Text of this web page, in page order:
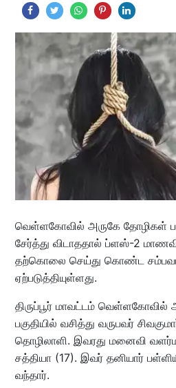
வெள்ளகோவில் அருகே தோழிகள்
சேர்த்து விடாததால் ப்ளஸ்-2
தற்கொலை செய்து கொண்ட
ஏற்படுத்தியுள்ளது.
திருப்பூர் மாவட்டம் வெள்ளகோவில்
பகுதியில் வசித்து வருபவர்
தொழிலாளி. இவரது மனைவி
சத்தியா (17). இவர் தனியார்
வந்தார்.